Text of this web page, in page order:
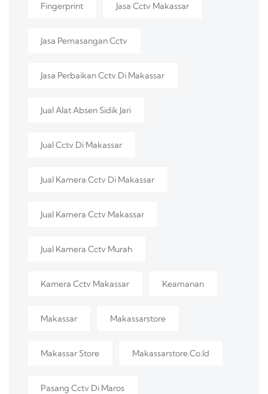
Fingerprint Jasa Cctv Makassar
Jasa Pemasangan Cctv
Jasa Perbaikan Cctv Di Makassar
Jual Alat Absen Sidik Jari
Jual Cctv Di Makassar
Jual Kamera Cctv Di Makassar
Jual Kamera Cctv Makassar
Jual Kamera Cctv Murah
Kamera Cctv Makassar Keamanan
Makassar Makassarstore
Makassar Store Makassarstore.co.id
Pasang Cctv Di Maros